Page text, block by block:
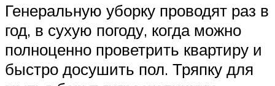
Генеральную уборку проводят раз в
год, в сухую погоду, когда можно
полноценно проветрить квартиру и
быстро досушить пол. Тряпку для